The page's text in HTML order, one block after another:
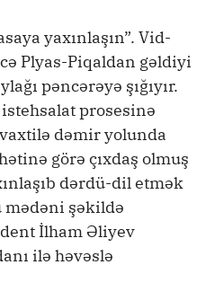
yaxınlaşın”. Vid-
Plyas-Piqaldan gəldiyi
pəncərəyə şığıyır.
istehsalat prosesinə
dəmir yolunda
görə çıxdaş olmuş
dərdü-dil etmək
mədəni şəkildə
İlham Əliyev
ilə həvəslə